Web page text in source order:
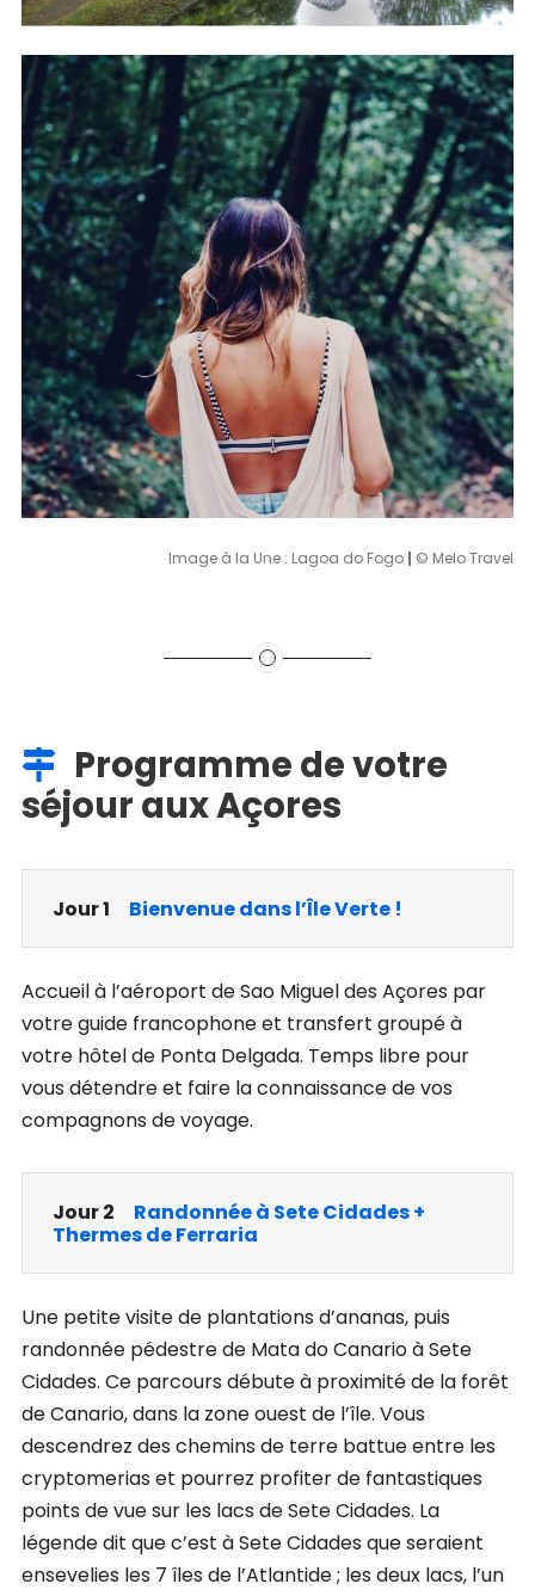
Image à la Une : Lagoa do Fogo | © Melo Travel
Programme de votre
séjour aux Açores
Jour 1 Bienvenue dans l’Île Verte !
Accueil à l’aéroport de Sao Miguel des Açores par
votre guide francophone et transfert groupé à
votre hôtel de Ponta Delgada. Temps libre pour
vous détendre et faire la connaissance de vos
compagnons de voyage.
Jour 2
Randonnée à Sete Cidades +
Thermes de Ferraria
Une petite visite de plantations d’ananas, puis
randonnée pédestre de Mata do Canario à Sete
Cidades. Ce parcours débute à proximité de la forêt
de Canario, dans la zone ouest de l’île. Vous
descendrez des chemins de terre battue entre les
cryptomerias et pourrez profiter de fantastiques
points de vue sur les lacs de Sete Cidades. La
légende dit que c’est à Sete Cidades que seraient
ensevelies les 7 îles de l’Atlantide ; les deux lacs, l’un